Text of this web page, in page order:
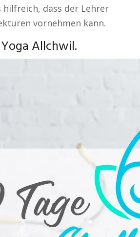
hilfreich, dass der Lehrer
vornehmen kann.
Allchwil.